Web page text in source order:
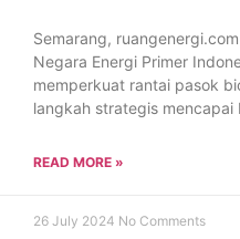
Semarang,
Negara Energi Primer
memperkuat rantai pasok
langkah strategis mencapai
READ MORE »
26 July 2024 No Comments